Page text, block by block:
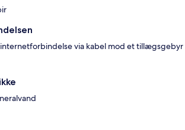
via kabel mod et tillægsgebyr